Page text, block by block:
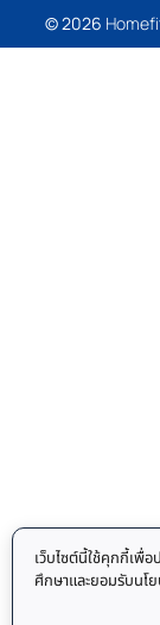
© 2026
เว็บไซต์นี้ใช้คุกกี้เพื่
ศึกษาและยอมรับนโ